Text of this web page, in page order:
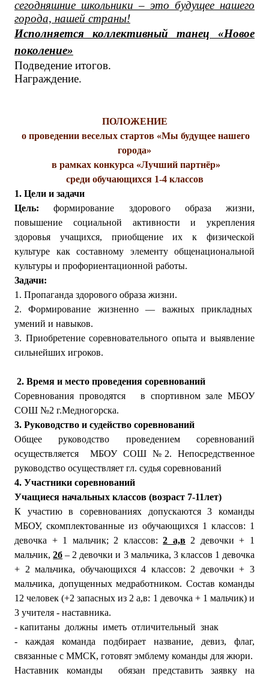
сегодняшние школьники – это будущее нашего
города, нашей страны!
Исполняется коллективный танец «Новое
поколение»
Подведение итогов.
Награждение.
ПОЛОЖЕНИЕ
о проведении веселых стартов «Мы будущее нашего
города»
в рамках конкурса «Лучший партнёр»
среди обучающихся 1-4 классов
1. Цели и задачи
Цель: формирование здорового образа жизни,
повышение социальной активности и укрепления
здоровья учащихся, приобщение их к физической
культуре как составному элементу общенациональной
культуры и профориентационной работы.
Задачи:
1. Пропаганда здорового образа жизни.
2. Формирование жизненно — важных прикладных
умений и навыков.
3. Приобретение соревновательного опыта и выявление
сильнейших игроков.
2. Время и место проведения соревнований
Соревнования проводятся в спортивном зале МБОУ
СОШ №2 г.Медногорска.
3. Руководство и судейство соревнований
Общее руководство проведением соревнований
осуществляется МБОУ СОШ №2. Непосредственное
руководство осуществляет гл. судья соревнований
4. Участники соревнований
Учащиеся начальных классов (возраст 7-11лет)
К участию в соревнованиях допускаются 3 команды
МБОУ, скомплектованные из обучающихся 1 классов: 1
девочка + 1 мальчик; 2 классов:2 а,в2 девочки + 1
мальчик,2б – 2 девочки и 3 мальчика, 3 классов 1 девочка
+ 2 мальчика, обучающихся 4 классов: 2 девочки + 3
мальчика, допущенных медработником. Состав команды
12 человек (+2 запасных из 2 а,в: 1 девочка + 1 мальчик) и
3 учителя - наставника.
- капитаны должны иметь отличительный знак
- каждая команда подбирает название, девиз, флаг,
связанные с ММСК, готовят эмблему команды для жюри.
Наставник команды обязан представить заявку на